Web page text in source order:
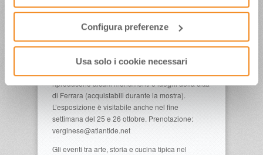
funzionamento del sito.
Configura preferenze
Usa solo i cookie necessari
obbligatoria: roccaverucchio@atlantide.net
Nel weekend 18-19 ottobre la Delizia Estense del
Alberto Cristini, mostra di quadri dell’artista che
ha realizzato anche carte da gioco “Ferraresi”,
riproducono alcuni monumenti e luoghi della città
di Ferrara (acquistabili durante la mostra).
L’esposizione è visitabile anche nel fine
settimana del 25 e 26 ottobre. Prenotazione:
verginese@atlantide.net
Gli eventi tra arte, storia e cucina tipica nel